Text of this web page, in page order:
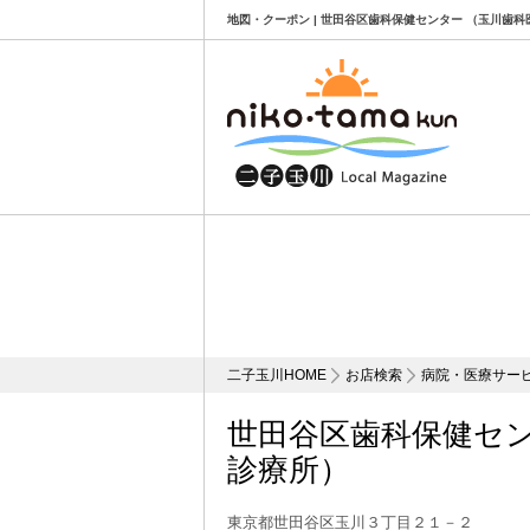
地図・クーポン | 世田谷区歯科保健センター （玉川歯
二子玉川HOME お店検索 病院・医療サー
世田谷区歯科保健セ
診療所）
東京都世田谷区玉川３丁目２１－２